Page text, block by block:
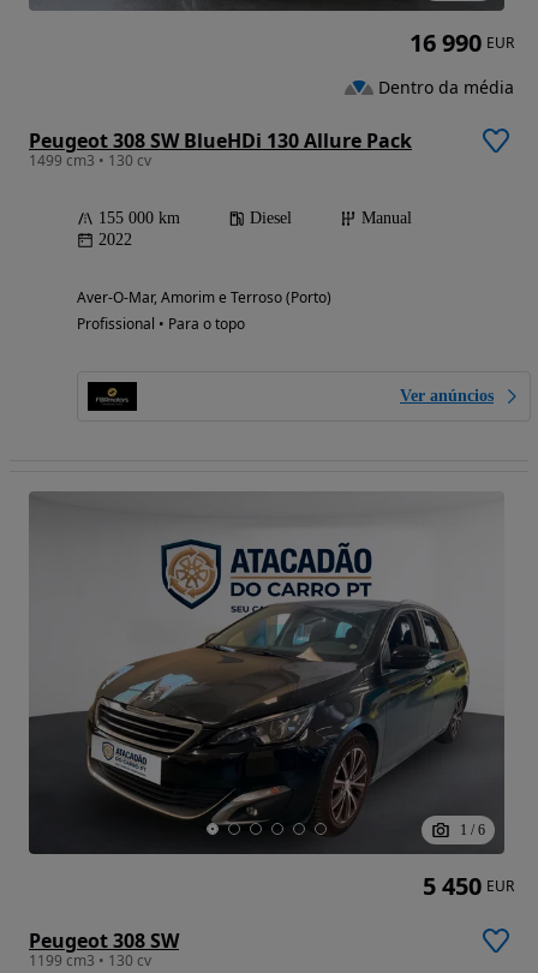
Peugeot 308 SW BlueHDi 130 Allure Pack
1499 cm3 • 130 cv
155 000 km Diesel
Manual
2022
Aver-O-Mar, Amorim e Terroso (Porto)
Profissional • Para o topo
Ver anúncios
16 990 EUR
Dentro da média
1 / 6
Peugeot 308 SW
1199 cm3 • 130 cv
5 450 EUR